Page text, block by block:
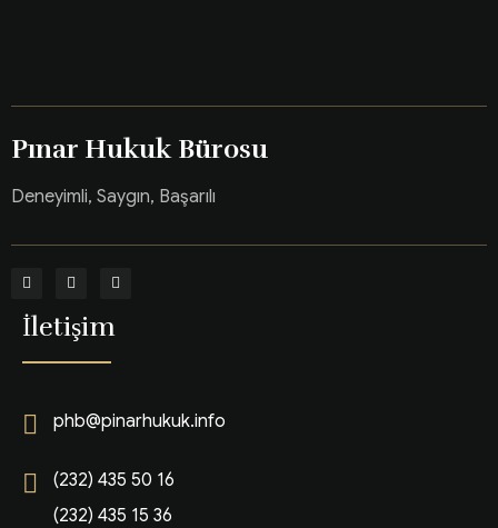
Pınar Hukuk Bürosu
Deneyimli, Saygın, Başarılı
İletişim
phb@pinarhukuk.info
(232) 435 50 16
(232) 435 15 36